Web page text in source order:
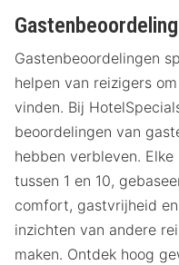
Gastenbeoordelingen
helpen van reizigers
vinden. Bij
beoordelingen van
hebben verbleven.
tussen 1 en 10,
comfort, gastvrijheid
inzichten van andere
maken. Ontdek hoog